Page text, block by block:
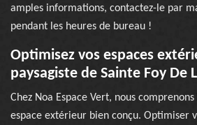
amples informations, contactez-le par
pendant les heures de bureau !
Optimisez vos espaces
paysagiste de Sainte Foy De
Chez Noa Espace Vert, nous
espace extérieur bien conçu. Optimiser